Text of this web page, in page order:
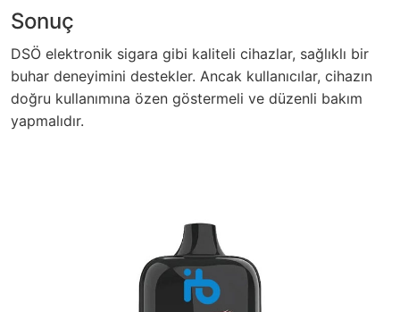
Sonuç
DSÖ elektronik sigara gibi kaliteli cihazlar, sağlıklı bir
buhar deneyimini destekler. Ancak kullanıcılar, cihazın
doğru kullanımına özen göstermeli ve düzenli bakım
yapmalıdır.